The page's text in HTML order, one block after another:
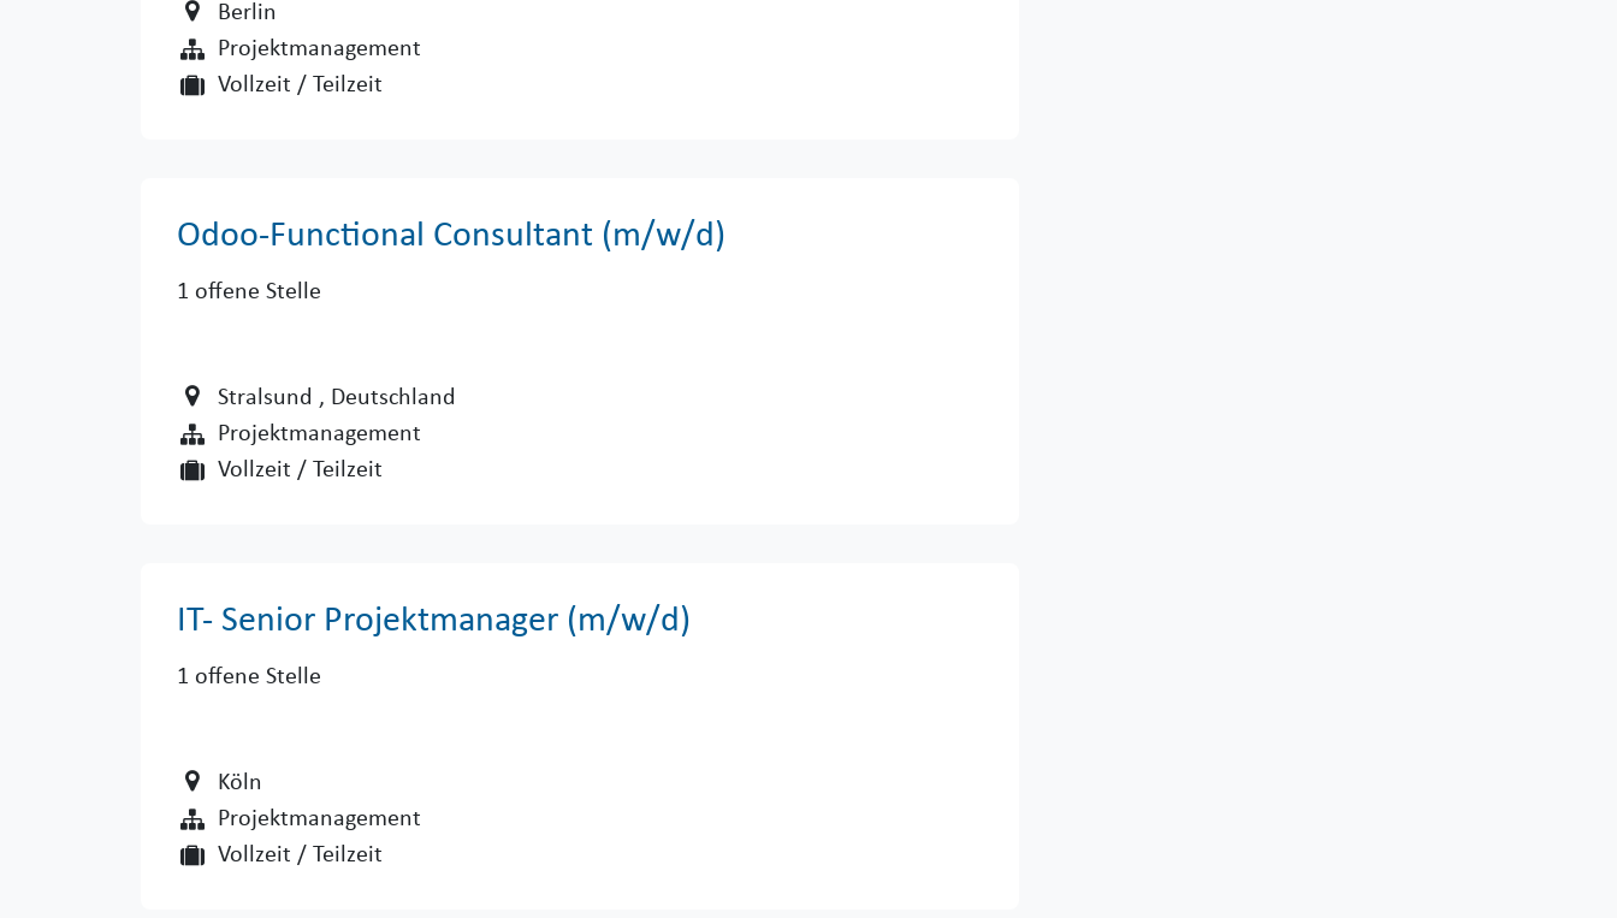
Berlin
Projektmanagement
Vollzeit / Teilzeit
Odoo-Functional Consultant (m/w/d)
1 offene Stelle
Stralsund , Deutschland
Projektmanagement
Vollzeit / Teilzeit
IT- Senior Projektmanager (m/w/d)
1 offene Stelle
Köln
Projektmanagement
Vollzeit / Teilzeit